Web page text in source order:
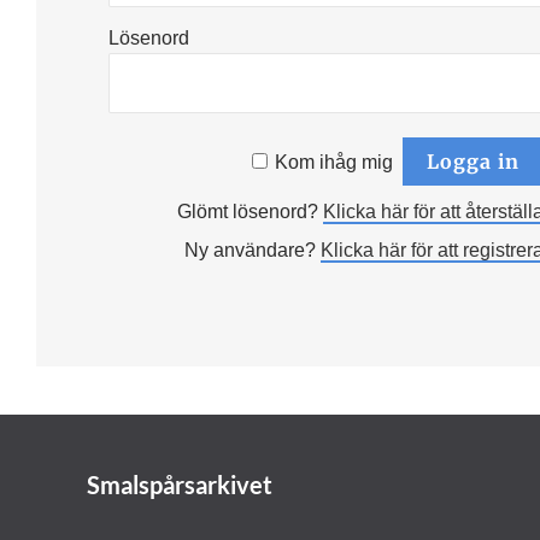
Lösenord
Kom ihåg mig
Glömt lösenord? Klicka här för att
Ny användare? Klicka här för att
Smalspårsarkivet